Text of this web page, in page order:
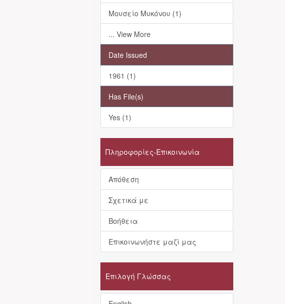
Μουσείο Μυκόνου (1)
... View More
Date Issued
1961 (1)
Has File(s)
Yes (1)
Πληροφορίες-Επικοινωνία
Απόθεση
Σχετικά με
Βοήθεια
Επικοινωνήστε μαζί μας
Επιλογή Γλώσσας